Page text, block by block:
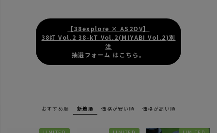
【38explore × AS2OV】
38灯 Vol.2 38-kT Vol.2(MIYABI Vol.2)別
注
抽選フォーム はこちら。
おすすめ順 新着順 価格が安い順 価格が高い順